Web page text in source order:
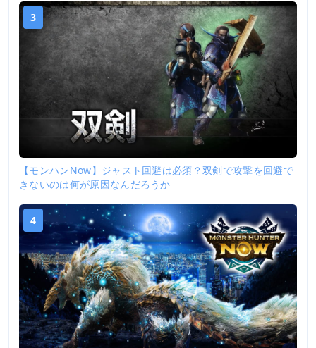
3
【モンハンNow】ジャスト回避は必須？双剣で攻撃を回避で
きないのは何が原因なんだろうか
4